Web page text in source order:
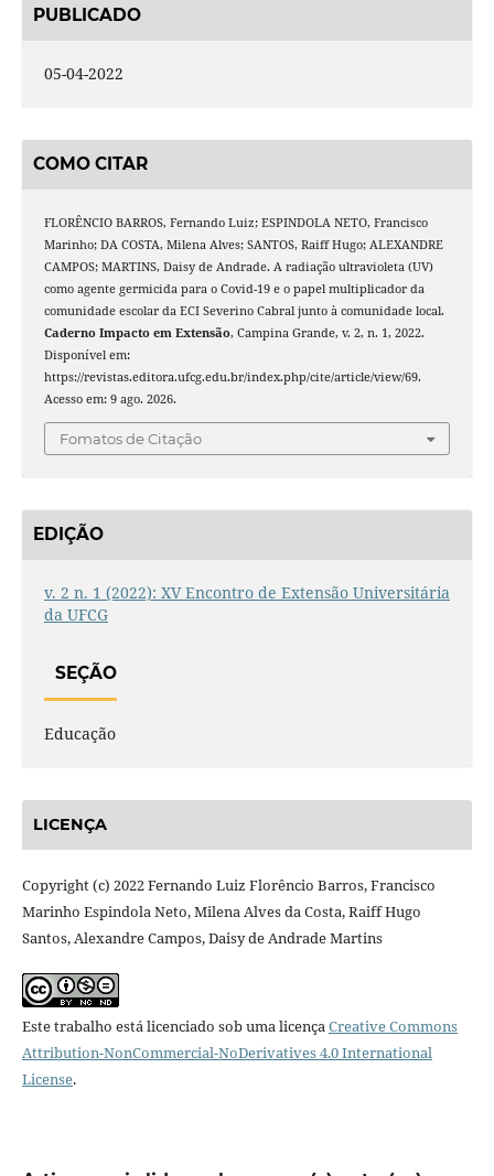
PUBLICADO
05-04-2022
COMO CITAR
FLORÊNCIO BARROS, Fernando Luiz; ESPINDOLA NETO, Francisco
Marinho; DA COSTA, Milena Alves; SANTOS, Raiff Hugo; ALEXANDRE
CAMPOS; MARTINS, Daisy de Andrade. A radiação ultravioleta (UV)
como agente germicida para o Covid-19 e o papel multiplicador da
comunidade escolar da ECI Severino Cabral junto à comunidade local.
Caderno Impacto em Extensão, Campina Grande, v. 2, n. 1, 2022.
Disponível em:
https://revistas.editora.ufcg.edu.br/index.php/cite/article/view/69.
Acesso em: 9 ago. 2026.
Fomatos de Citação
EDIÇÃO
v. 2 n. 1 (2022): XV Encontro de Extensão Universitária
da UFCG
SEÇÃO
Educação
LICENÇA
Copyright (c) 2022 Fernando Luiz Florêncio Barros, Francisco
Marinho Espindola Neto, Milena Alves da Costa, Raiff Hugo
Santos, Alexandre Campos, Daisy de Andrade Martins
Este trabalho está licenciado sob uma licençaCreative Commons
Attribution-NonCommercial-NoDerivatives 4.0 International
License.